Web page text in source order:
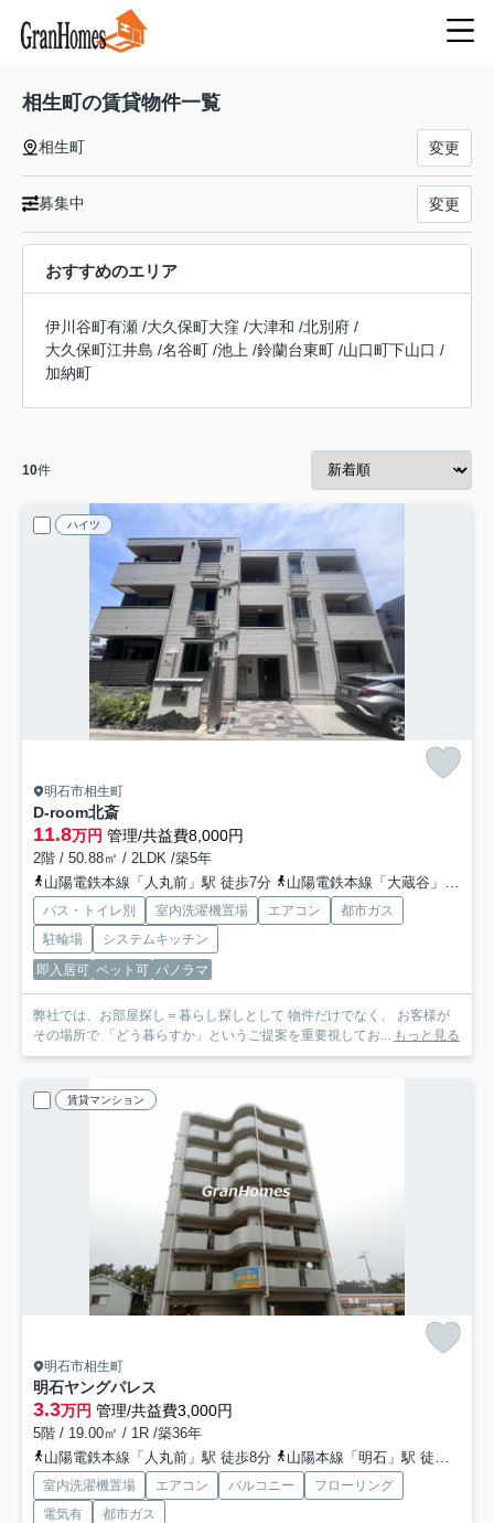
相生町の賃貸物件一覧
相生町 変更
募集中 変更
おすすめのエリア
伊川谷町有瀬 /大久保町大窪 /大津和 /北別府 /
大久保町江井島 /名谷町 /池上 /鈴蘭台東町 /山口町下山口 /
加納町
10件
ハイツ
明石市相生町
D-room北斎
11.8万円 管理/共益費8,000円
2階 / 50.88㎡ / 2LDK /築5年
山陽電鉄本線「人丸前」駅 徒歩7分
山陽電鉄本線「大蔵谷」駅 徒歩13分
バス・トイレ別 室内洗濯機置場 エアコン
都市ガス
駐輪場
システムキッチン
即入居可 ペット可 パノラマ
弊社では、お部屋探し＝暮らし探しとして 物件だけでなく、 お客様が
その場所で 「どう暮らすか」というご提案を重要視してお...
もっと見る
賃貸マンション
明石市相生町
明石ヤングパレス
3.3万円 管理/共益費3,000円
5階 / 19.00㎡ / 1R /築36年
山陽電鉄本線「人丸前」駅 徒歩8分
山陽本線「明石」駅 徒歩10分
室内洗濯機置場 エアコン バルコニー
フローリング
電気有
都市ガス